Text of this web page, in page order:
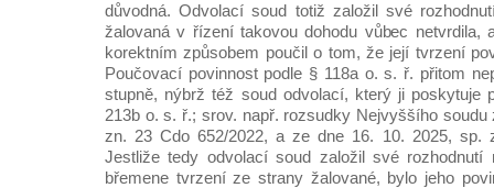
důvodná. Odvolací soud totiž založil své
žalovaná v řízení takovou dohodu vůbec netvrdila,
korektním způsobem poučil o tom, že její tvrzení
Poučovací povinnost podle § 118a o. s. ř. přitom
stupně, nýbrž též soud odvolací, který ji poskytuje
213b o. s. ř.; srov. např. rozsudky Nejvyššího soudu
zn. 23 Cdo 652/2022, a ze dne 16. 10. 2025, sp.
Jestliže tedy odvolací soud založil své rozhodnutí
břemene tvrzení ze strany žalované, bylo jeho